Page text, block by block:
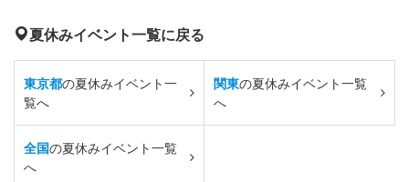
夏休みイベント一覧に戻る
東京都の夏休みイベント一
覧へ
関東の夏休みイベント一覧
へ
全国の夏休みイベント一覧
へ